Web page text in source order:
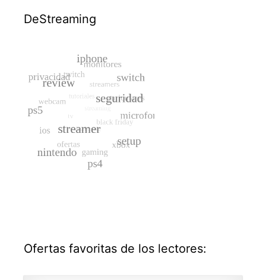
DeStreaming
Ofertas favoritas de los lectores: